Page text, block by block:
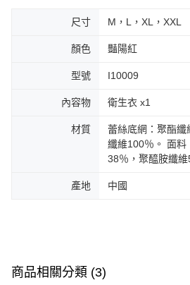
尺寸 M，L，XL，XXL
顏色 豔陽紅
型號 I10009
內容物 衛生衣 x1
材質
蕾絲底網：聚酯
纖維100％。 面料
38％，聚醯胺纖維
產地 中國
商品相關分類 (3)